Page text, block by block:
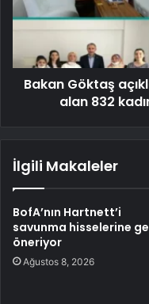
Bakan Göktaş
alan 832
İlgili Makaleler
BofA’nın Hartnett’i
savunma hisselerine
öneriyor
Ağustos 8, 2026